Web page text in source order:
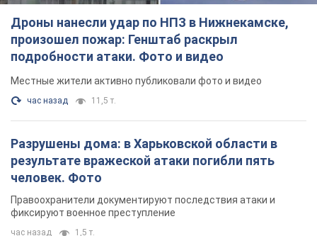
Дроны нанесли удар по НПЗ в Нижнекамске,
произошел пожар: Генштаб раскрыл
подробности атаки. Фото и видео
Местные жители активно публиковали фото и видео
час назад 11,5 т.
Разрушены дома: в Харьковской области в
результате вражеской атаки погибли пять
человек. Фото
Правоохранители документируют последствия атаки и
фиксируют военное преступление
час назад 1,5 т.